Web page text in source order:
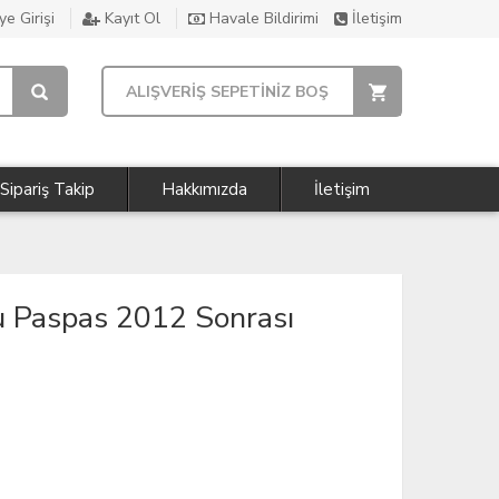
Girişi Kayıt Ol Havale Bildirimi İletişim
ALIŞVERİŞ SEPETİNİZ BOŞ
Sipariş Takip Hakkımızda İletişim
2012 Sonrası